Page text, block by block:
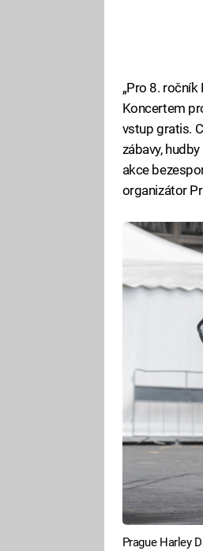
„Pro 8.
Koncertem
vstup gratis.
zábavy,
akce
organizátor
Prague Harley